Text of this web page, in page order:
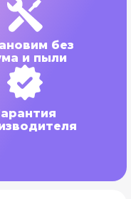
без
и пыли